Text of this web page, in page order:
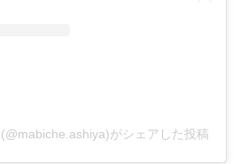
がシェアした投稿